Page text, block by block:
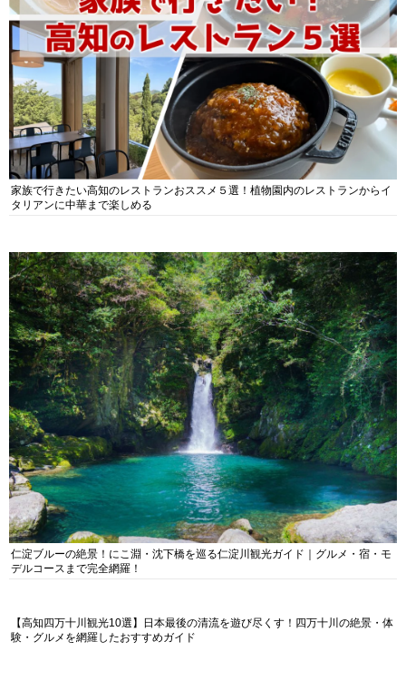
家族で行きたい高知のレストランおススメ５選！植物園内のレストランからイ
タリアンに中華まで楽しめる
仁淀ブルーの絶景！にこ淵・沈下橋を巡る仁淀川観光ガイド｜グルメ・宿・モ
デルコースまで完全網羅！
【高知四万十川観光10選】日本最後の清流を遊び尽くす！四万十川の絶景・体
験・グルメを網羅したおすすめガイド